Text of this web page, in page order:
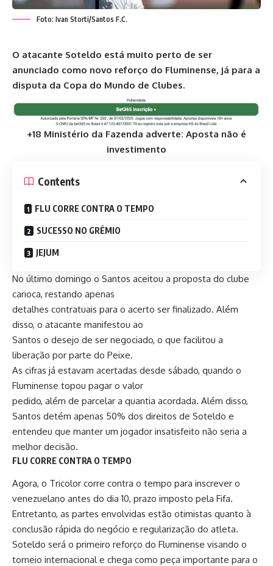
Foto: Ivan Storti/Santos F.C.
O atacante Soteldo está muito perto de ser
anunciado como novo reforço do Fluminense, já para a
disputa da Copa do Mundo de Clubes.
+18 Ministério da Fazenda adverte: Aposta não é
investimento
Contents
FLU CORRE CONTRA O TEMPO
SUCESSO NO GRÊMIO
JEJUM
No último domingo o Santos aceitou a proposta do clube
carioca, restando apenas
detalhes contratuais para o acerto ser finalizado. Além
disso, o atacante manifestou ao
Santos o desejo de ser negociado, o que facilitou a
liberação por parte do Peixe.
As cifras já estavam acertadas desde sábado, quando o
Fluminense topou pagar o valor
pedido, além de parcelar a quantia acordada. Além disso,
Santos detém apenas 50% dos direitos de Soteldo e
entendeu que manter um jogador insatisfeito não seria a
melhor decisão.
FLU CORRE CONTRA O TEMPO
Agora, o Tricolor corre contra o tempo para inscrever o
venezuelano antes do dia 10, prazo imposto pela Fifa.
Entretanto, as partes envolvidas estão otimistas quanto à
conclusão rápida do negócio e regularização do atleta.
Soteldo será o primeiro reforço do Fluminense visando o
torneio internacional e chega como peça importante para o